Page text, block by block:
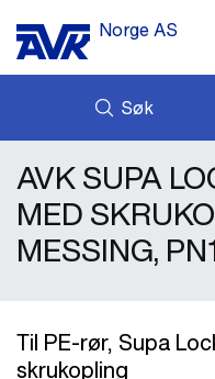
Norge AS
Søk
NYHETER
NEDLASTNINGER
KONTAKT OSS
OM AVK NORGE
REFERANSER
AVK SUPA
MED
MESSING,
Til PE-rør, Supa
skrukopling